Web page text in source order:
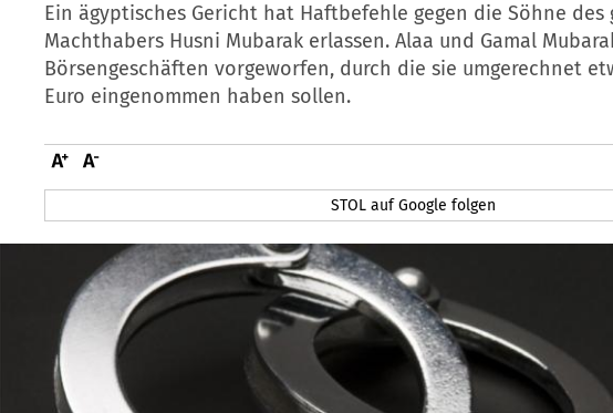
Ein ägyptisches Gericht hat Haftbefehle gegen die Söhne des
Machthabers Husni Mubarak erlassen. Alaa und Gamal
Börsengeschäften vorgeworfen, durch die sie umgerechnet
Euro eingenommen haben sollen.
STOL auf Google folgen